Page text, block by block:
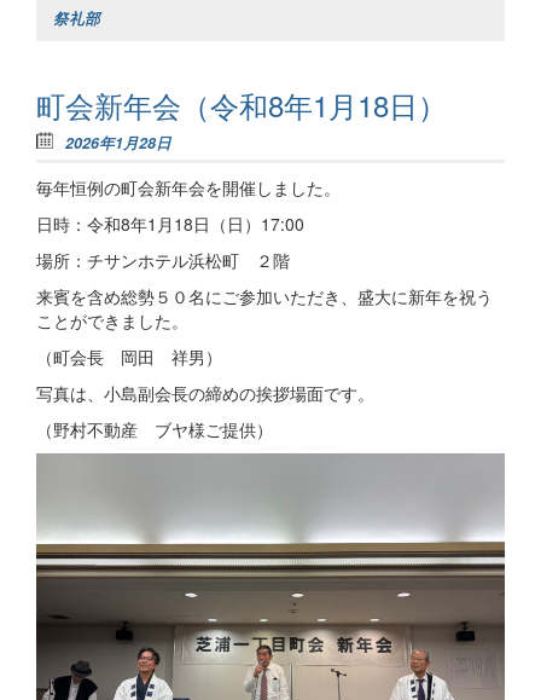
祭礼部
町会新年会（令和8年1月18日）
2026年1月28日
毎年恒例の町会新年会を開催しました。
日時：令和8年1月18日（日）17:00
場所：チサンホテル浜松町 ２階
来賓を含め総勢５０名にご参加いただき、盛大に新年を祝う
ことができました。
（町会長 岡田 祥男）
写真は、小島副会長の締めの挨拶場面です。
（野村不動産 ブヤ様ご提供）